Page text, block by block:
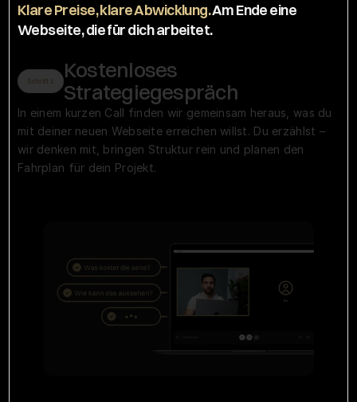
Klare Preise, klare Abwicklung. Am Ende eine
Webseite, die für dich arbeitet.
Schritt 1
Kostenloses
Strategiegespräch
In einem kurzen Call finden wir gemeinsam heraus, was du
mit deiner neuen Webseite erreichen willst. Du erzählst –
wir denken mit, bringen Struktur rein und planen den
Fahrplan für dein Projekt.